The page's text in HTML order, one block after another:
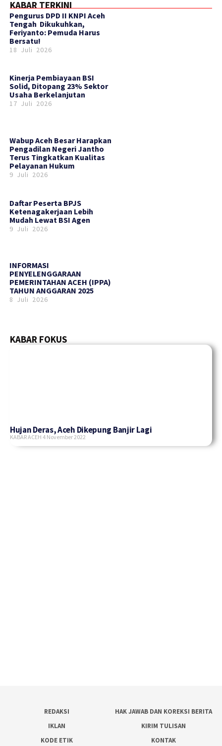
KABAR TERKINI
‎Pengurus DPD II KNPI Aceh
Tengah Dikukuhkan,
Feriyanto: Pemuda Harus
Bersatu!
18 Juli 2026
Kinerja Pembiayaan BSI
Solid, Ditopang 23% Sektor
Usaha Berkelanjutan
17 Juli 2026
Wabup Aceh Besar Harapkan
Pengadilan Negeri Jantho
Terus Tingkatkan Kualitas
Pelayanan Hukum
9 Juli 2026
Daftar Peserta BPJS
Ketenagakerjaan Lebih
Mudah Lewat BSI Agen
9 Juli 2026
INFORMASI
PENYELENGGARAAN
PEMERINTAHAN ACEH (IPPA)
TAHUN ANGGARAN 2025
8 Juli 2026
KABAR FOKUS
Hujan Deras, Aceh Dikepung Banjir Lagi
KABAR ACEH 4 November 2022
REDAKSI
HAK JAWAB DAN KOREKSI BERITA
IKLAN
KIRIM TULISAN
KODE ETIK
KONTAK